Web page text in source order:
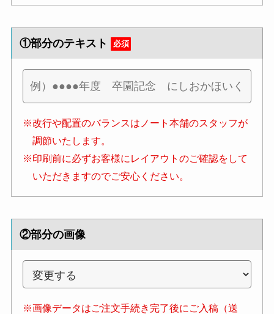
①部分のテキスト 必須
※改行や配置のバランスはノート本舗のスタッフが
調節いたします。
※印刷前に必ずお客様にレイアウトのご確認をして
いただきますのでご安心ください。
②部分の画像
※画像データはご注文手続き完了後にご入稿（送